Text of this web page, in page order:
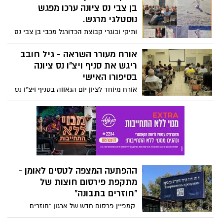
קורץ) מספר על פועלה של יקירת נס ציונה
לאה בוקאי המסיימת את תפקידה בעמותת
בנס ציונה לאחר כ 30 שנה.
בן צבי נס ציונה ערכו מפגש
נוסטלגי מרגש.
ותיקי ובוגרי קבוצת הכדורגל מכבי בן צבי נס
ציונה ערכו בשבוע שעבר מפגש נוסטלגי
במרכזו סיפר בוגר הקבוצה יוסי חבני על דרכו
ככדורגלן ששיחק בשתי הקבוצות של נס
ציונה, מכבי בן צבי וסקציה נס ציונה, על
ז"ל שנרצחה במסיבת הנובה.
אורח מעורר השראה - גיל חובב
ריגש את סניף ויצ"ו נס ציונה
בסיפורו האישי
אורח מיוחד לציון יום הגאווה בסניף ויצ"ו נס
ציונה - גיל חובב המוכר כאיש טלוויזיה,
עיתונאי, מחבר ספרים ואיש קולינריה
מהאהובים והמשפיעים בארץ שסיפר על דרכו
האישית והמסע האישי שעבר בהתמודדות
האישית שלו עם היציאה מהארון
ההפתעה המצפה לטסים לאומן -
מתקפת פירסום חוצות של
"חוזרים בתבונה"
קמפיין פרסום חדש של ארגון "חוזרים
בתבונה" בסלוגן - ח חו חוז חוזר חוזרים